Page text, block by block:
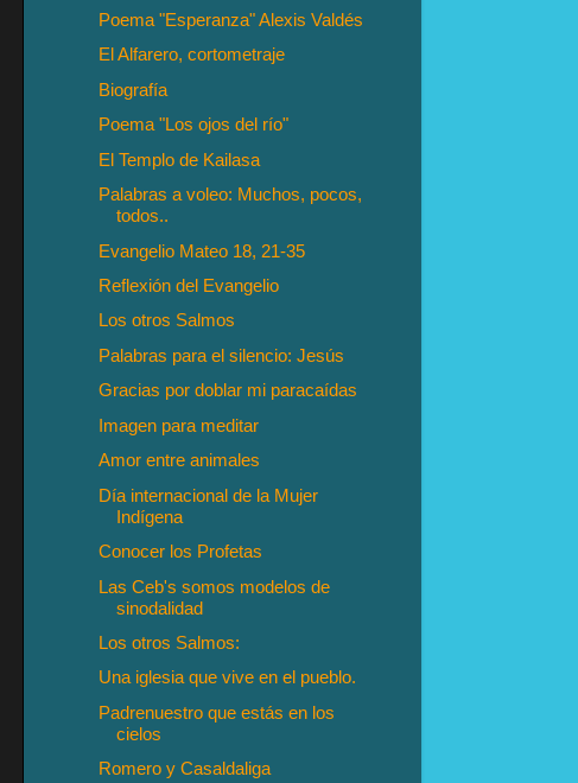
Poema "Esperanza" Alexis Valdés
El Alfarero, cortometraje
Biografía
Poema "Los ojos del río"
El Templo de Kailasa
Palabras a voleo: Muchos, pocos,
todos..
Evangelio Mateo 18, 21-35
Reflexión del Evangelio
Los otros Salmos
Palabras para el silencio: Jesús
Gracias por doblar mi paracaídas
Imagen para meditar
Amor entre animales
Día internacional de la Mujer
Indígena
Conocer los Profetas
Las Ceb's somos modelos de
sinodalidad
Los otros Salmos:
Una iglesia que vive en el pueblo.
Padrenuestro que estás en los
cielos
Romero y Casaldaliga